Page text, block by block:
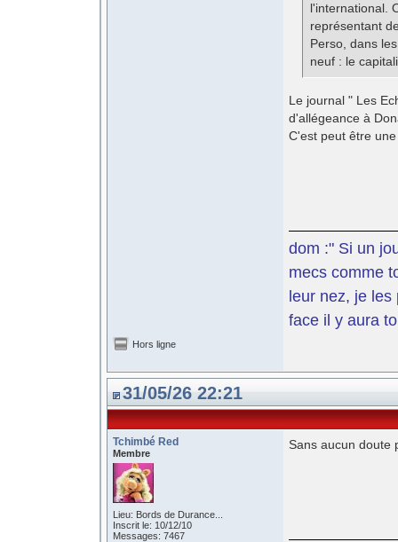
l'international.
représentant
Perso, dans
neuf : le
Le journal " Les
d'allégeance à
C'est peut être
dom :" Si un
mecs comme
leur nez, je les
face il y aura
Hors ligne
31/05/26 22:21
Tchimbé Red
Membre
Lieu: Bords de Durance...
Inscrit le: 10/12/10
Messages: 7467
Sans aucun doute